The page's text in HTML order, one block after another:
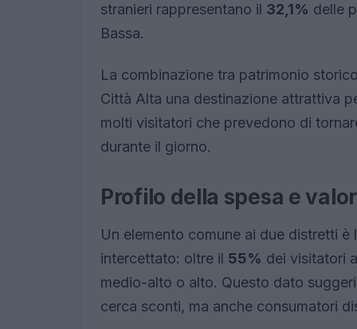
stranieri rappresentano il 32,1% delle
Bassa.
La combinazione tra patrimonio
Città Alta una destinazione attrattiva
molti visitatori che prevedono di
durante il giorno.
Profilo della spesa e
Un elemento comune ai due distretti
intercettato: oltre il 55% dei visitatori
medio-alto o alto. Questo dato
cerca sconti, ma anche consumatori